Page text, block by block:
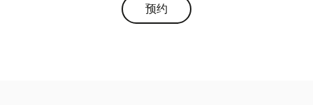
预约Link Opens in New Tab